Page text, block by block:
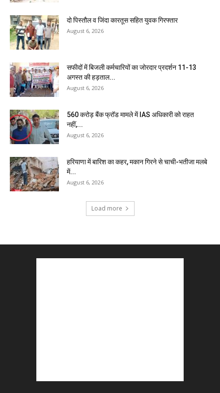
दो पिस्तौल व जिंदा कारतूस सहित युवक गिरफ्तार
August 6, 2026
सफीदों में बिजली कर्मचारियों का जोरदार प्रदर्शन 11-13
अगस्त की हड़ताल...
August 6, 2026
₹560 करोड़ बैंक फ्रॉड मामले में IAS अधिकारी को राहत
नहीं,...
August 6, 2026
हरियाणा में बारिश का कहर, मकान गिरने से चाची-भतीजा मलबे
में...
August 6, 2026
Load more